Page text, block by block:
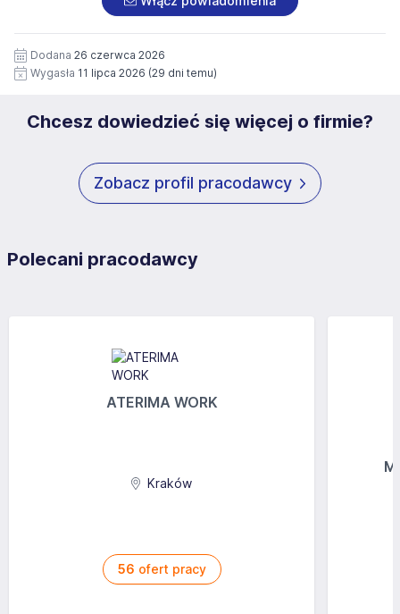
siedziby administratora.
https://www.workprofit.pl/klauzula-informacyjna.html
wizerunku), na potrzeby przyszłych rekrutacji przez okres
12 miesięcy. Zgoda jest dobrowolna i może być w każdym
czasie wycofana.
Dodana 26 czerwca 2026
Wygasła 11 lipca 2026 (29 dni temu)
Chcesz dowiedzieć się więcej o firmie?
Zobacz profil pracodawcy
Polecani pracodawcy
ATERIMA WORK
Kraków
56 ofert pracy